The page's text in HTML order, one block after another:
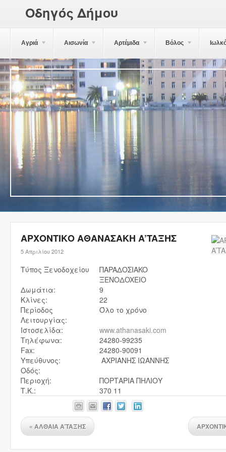
Οδηγός Δήμου
Αγριά Αισωνία Αρτέμιδα Βόλος
ΑΡΧΟΝΤΙΚΟ ΑΘΑΝΑΣΑΚΗ A’TAΞHΣ
5 Απριλίου 2012
Τύπος Ξενοδοχείου
ΠAPAΔOΣIAKO
ΞENOΔOXEIO
Δωμάτια:
9
Κλίνες:
22
Περίοδος
Λειτουργίας:
Όλο το χρόνο
Ιστοσελίδα:
www.athanasaki.com
Τηλέφωνα:
24280-99235
Fax:
24280-90091
Υπεύθυνος:
ΑΧΡΙΑΝΗΣ ΙΩΑΝΝΗΣ
Οδός:
Περιοχή:
ΠΟΡΤΑΡΙΑ ΠΗΛΙΟΥ
Τ.Κ.:
370 11
« ΑΛΘΑΙΑ A’TAΞHΣ